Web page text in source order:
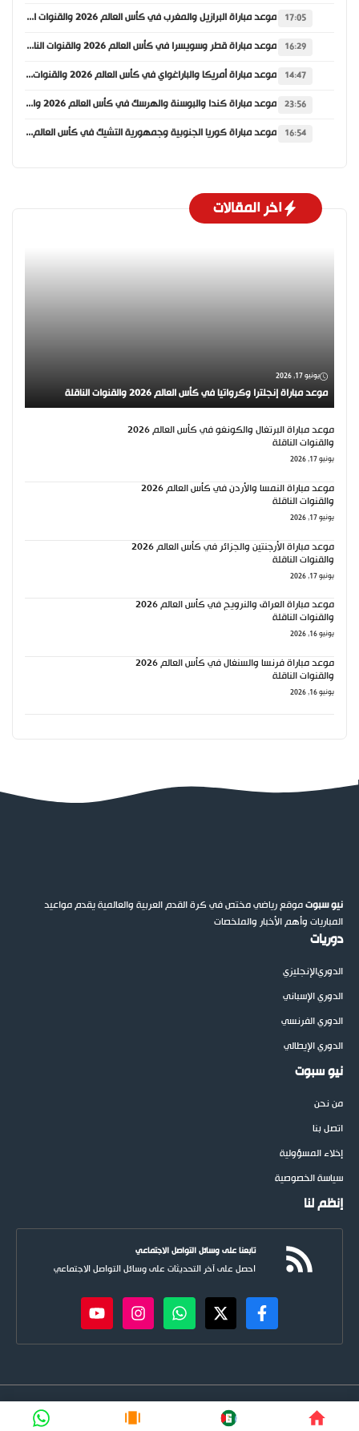
17:05 موعد مباراة البرازيل والمغرب في كأس العالم 2026 والقنوات الناقلة
16:29 موعد مباراة قطر وسويسرا في كأس العالم 2026 والقنوات الناقلة
14:47 موعد مباراة أمريكا والباراغواي في كأس العالم 2026 والقنوات الناقلة
23:56 موعد مباراة كندا والبوسنة والهرسك في كأس العالم 2026 والقنوات الناقلة
16:54 موعد مباراة كوريا الجنوبية وجمهورية التشيك في كأس العالم 2026 والقنوات الناقلة
اخر المقالات
يونيو 17, 2026
موعد مباراة إنجلترا وكرواتيا في كأس العالم 2026 والقنوات الناقلة
موعد مباراة البرتغال والكونغو في كأس العالم 2026
والقنوات الناقلة
يونيو 17, 2026
موعد مباراة النمسا والأردن في كأس العالم 2026
والقنوات الناقلة
يونيو 17, 2026
موعد مباراة الأرجنتين والجزائر في كأس العالم 2026
والقنوات الناقلة
يونيو 17, 2026
موعد مباراة العراق والنرويج في كأس العالم 2026
والقنوات الناقلة
يونيو 16, 2026
موعد مباراة فرنسا والسنغال في كأس العالم 2026
والقنوات الناقلة
يونيو 16, 2026
نيو سبوتموقع رياضي مختص في كرة القدم العربية والعالمية يقدم مواعيد
المباريات وأهم الأخبار والملخصات
دوريات
الدوريالإنجليزي
الدوري الإسباني
الدوري الفرنسي
الدوري الإيطالي
نيو سبوت
من نحن
اتصل بنا
إخلاء المسؤولية
سياسة الخصوصية
إنظم لنا
تابعنا على وسائل التواصل الاجتماعي
احصل على آخر التحديثات على وسائل التواصل الاجتماعي
newspoots.com • جميع الحقوق © محفوظة لموقع